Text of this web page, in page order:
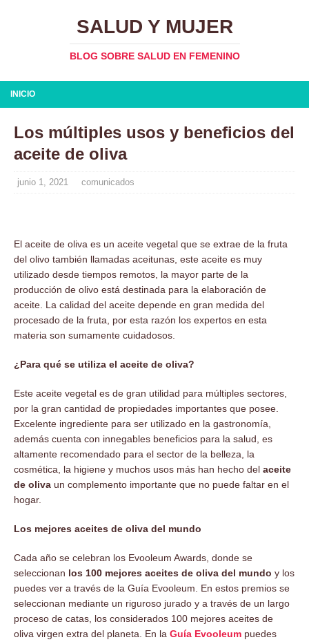
SALUD Y MUJER
BLOG SOBRE SALUD EN FEMENINO
INICIO
Los múltiples usos y beneficios del
aceite de oliva
junio 1, 2021 comunicados
El aceite de oliva es un aceite vegetal que se extrae de la fruta
del olivo también llamadas aceitunas, este aceite es muy
utilizado desde tiempos remotos, la mayor parte de la
producción de olivo está destinada para la elaboración de
aceite. La calidad del aceite depende en gran medida del
procesado de la fruta, por esta razón los expertos en esta
materia son sumamente cuidadosos.
¿Para qué se utiliza el aceite de oliva?
Este aceite vegetal es de gran utilidad para múltiples sectores,
por la gran cantidad de propiedades importantes que posee.
Excelente ingrediente para ser utilizado en la gastronomía,
además cuenta con innegables beneficios para la salud, es
altamente recomendado para el sector de la belleza, la
cosmética, la higiene y muchos usos más han hecho del aceite
de oliva un complemento importante que no puede faltar en el
hogar.
Los mejores aceites de oliva del mundo
Cada año se celebran los Evooleum Awards, donde se
seleccionan los 100 mejores aceites de oliva del mundo y los
puedes ver a través de la Guía Evooleum. En estos premios se
seleccionan mediante un riguroso jurado y a través de un largo
proceso de catas, los considerados 100 mejores aceites de
oliva virgen extra del planeta. En la Guía Evooleum puedes